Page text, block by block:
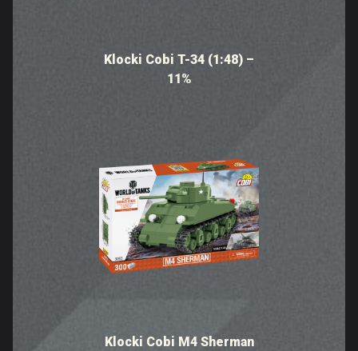
Klocki Cobi T-34 (1:48) –
11%
Klocki Cobi M4 Sherman